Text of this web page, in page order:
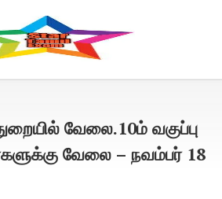
வேலை.10ம் வகுப்பு
வேலை – நவம்பர் 18